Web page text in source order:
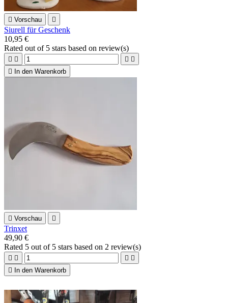
 Vorschau 
Siurell für Geschenk
10,95 €
Rated out of 5 stars based on review(s)
   

In den Warenkorb
 Vorschau 
Trinxet
49,90 €
Rated 5 out of 5 stars based on 2 review(s)
   

In den Warenkorb